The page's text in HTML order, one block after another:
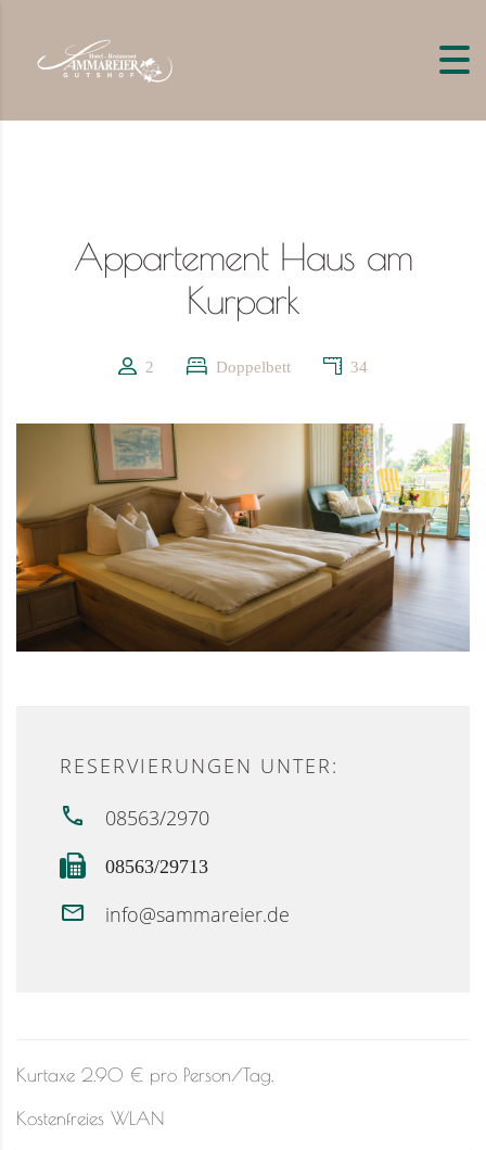
Appartement Haus am
Kurpark
2 Doppelbett 34
Kurtaxe 2.90 € pro Person/Tag.
Kostenfreies WLAN
RESERVIERUNGEN UNTER:
08563/2970
08563/29713
info@sammareier.de